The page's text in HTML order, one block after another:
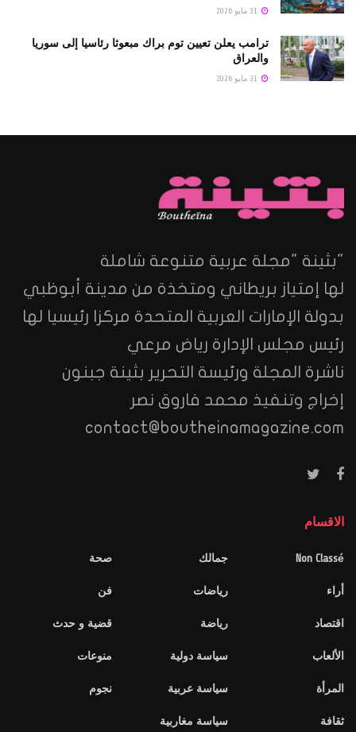
ترامب يعلن تعيين توم براك مبعوثا رئاسيا إلى سوريا
والعراق
"بثينة "مجلة عربية متنوعة شاملة
لها إمتياز بريطاني ومتخذة من مدينة أبوظبي
بدولة الإمارات العربية المتحدة مركزا رئيسيا لها
رئيس مجلس الإدارة رياض مرعي
ناشرة المجلة ورئيسة التحرير بثينة جبنون
إخراج وتنفيذ محمد فاروق نصر
contact@boutheinamagazine.com
الاقسام
Non Classé
أراء
اقتصاد
الألعاب
المرأة
ثقافة
جمالك
رياضات
رياضة
سياسة دولية
سياسة عربية
سياسة مغاربية
صحة
فن
قضية و حدث
منوعات
نجوم